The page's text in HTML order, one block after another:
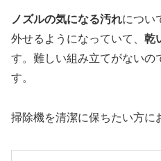
ノズルの気になる汚れについ
外せるようになっていて、 乾
す。難しい組み立てがないの
す。
掃除機を清潔に保ちたい方に